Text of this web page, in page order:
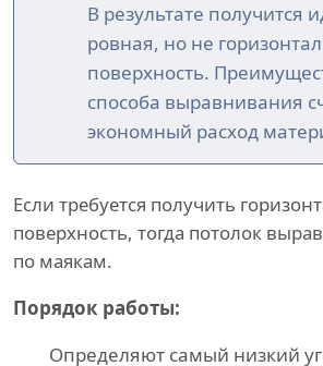
В результате получится
ровная, но не
поверхность.
способа выравнивания
экономный расход
Если требуется получить
поверхность, тогда потолок
по маякам.
Порядок работы:
Определяют самый низкий